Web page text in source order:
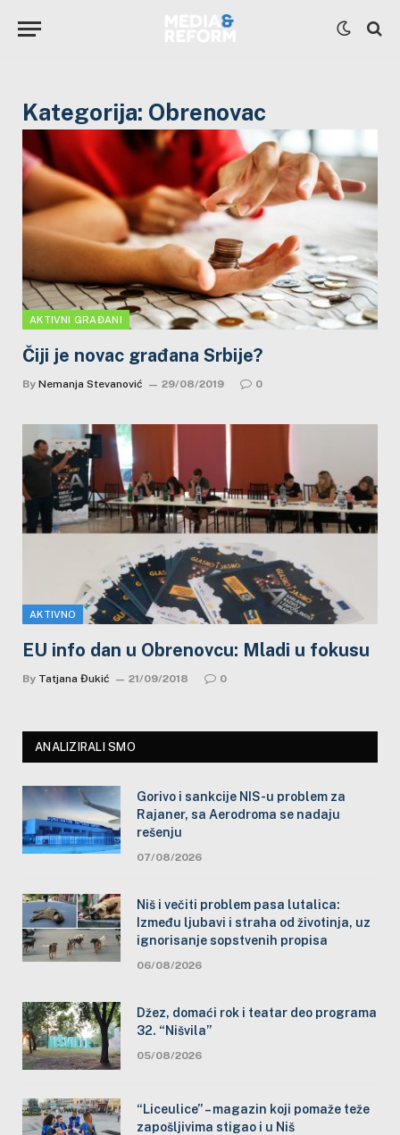
Kategorija: Obrenovac
AKTIVNI GRAĐANI
Čiji je novac građana Srbije?
By Nemanja Stevanović 29/08/2019 0
AKTIVNO
EU info dan u Obrenovcu: Mladi u fokusu
By Tatjana Đukić 21/09/2018 0
ANALIZIRALI SMO
Gorivo i sankcije NIS-u problem za
Rajaner, sa Aerodroma se nadaju
rešenju
07/08/2026
Niš i večiti problem pasa lutalica:
Između ljubavi i straha od životinja, uz
ignorisanje sopstvenih propisa
06/08/2026
Džez, domaći rok i teatar deo programa
32. “Nišvila”
05/08/2026
“Liceulice” – magazin koji pomaže teže
zapošljivima stigao i u Niš